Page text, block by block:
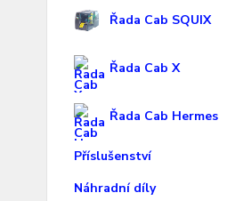
Řada Cab SQUIX
Řada Cab X
Řada Cab Hermes
Příslušenství
Náhradní díly